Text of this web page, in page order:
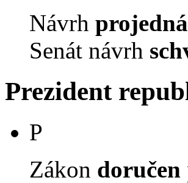
Návrh
Senát návrh
Prezident
P
Zákon doručen